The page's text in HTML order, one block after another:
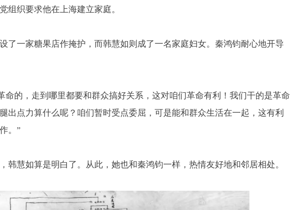
组织要求他在上海建立家庭。
了一家糖果店作掩护，而韩慧如则成了一名家庭妇女。秦鸿钧耐心地开导
命的，走到哪里都要和群众搞好关系，这对咱们革命有利！我们干的是革命
出点力算什么呢？咱们暂时受点委屈，可是能和群众生活在一起，这有利
。 ”
韩慧如算是明白了。从此，她也和秦鸿钧一样，热情友好地和邻居相处。